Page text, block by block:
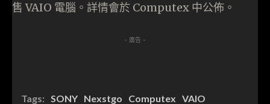
售 VAIO 電腦。詳情會於 Computex 中公佈。
- 廣告 -
Tags: SONY Nexstgo Computex VAIO